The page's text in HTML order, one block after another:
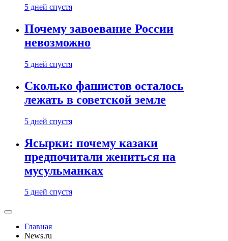
5 дней спустя
Почему завоевание России
невозможно
5 дней спустя
Сколько фашистов осталось
лежать в советской земле
5 дней спустя
Ясырки: почему казаки
предпочитали жениться на
мусульманках
5 дней спустя
Главная
News.ru